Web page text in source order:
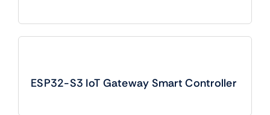
ESP32-S3 IoT Gateway Smart Controller